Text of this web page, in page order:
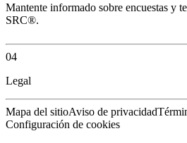
Mantente informado sobre encuestas y
SRC®.
04
Legal
Mapa del sitioAviso de privacidad
Configuración de cookies